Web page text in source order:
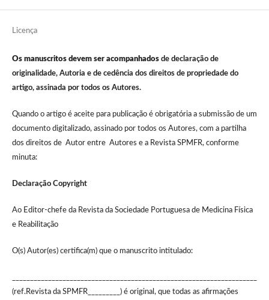
Licença
Os manuscritos devem ser acompanhadosde declaração de
originalidade, Autoria e de cedência dos direitos de propriedade do
artigo, assinada por todos os Autores.
Quando o artigo é aceite para publicação é obrigatória a submissão de um
documento digitalizado, assinado por todos os Autores, com a partilha
dos direitos de Autor entre Autores e a Revista SPMFR, conforme
minuta:
Declaração Copyright
Ao Editor-chefe da Revista da Sociedade Portuguesa de Medicina Física
e Reabilitação
O(s) Autor(es) certifica(m) que o manuscrito intitulado:
(ref.Revista da SPMFR_________) é original, que todas as afirmações